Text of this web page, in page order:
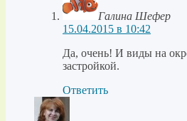
Галина Шефер
15.04.2015 в 10:42
Да, очень! И виды на
застройкой.
Ответить